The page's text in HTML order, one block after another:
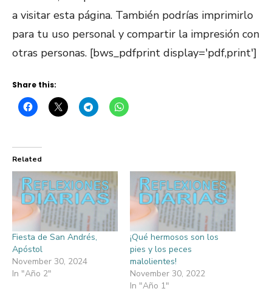
a visitar esta página. También podrías imprimirlo
para tu uso personal y compartir la impresión con
otras personas. [bws_pdfprint display='pdf,print']
Share this:
Related
Fiesta de San Andrés,
Apóstol
November 30, 2024
In "Año 2"
¡Qué hermosos son los
pies y los peces
malolientes!
November 30, 2022
In "Año 1"